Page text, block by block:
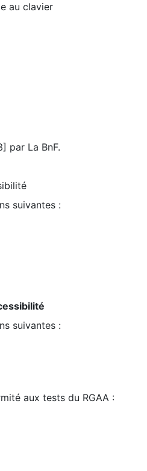
au clavier
par La BnF.
suivantes :
suivantes :
aux tests du RGAA :